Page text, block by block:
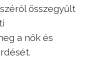
összegyűlt
a nők és